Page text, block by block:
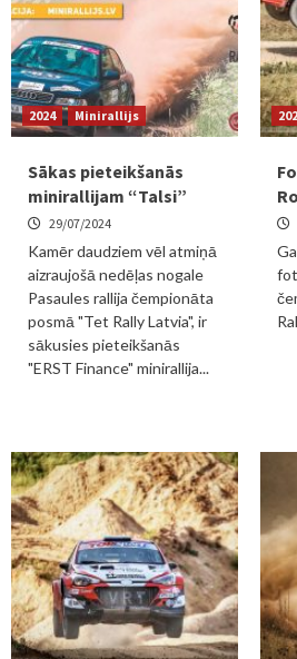
2024 Minirallijs
Sākas pieteikšanās
minirallijam “Talsi”
29/07/2024
Kamēr daudziem vēl atmiņā
aizraujošā nedēļas nogale
Pasaules rallija čempionāta
posmā "Tet Rally Latvia", ir
sākusies pieteikšanās
"ERST Finance" minirallija...